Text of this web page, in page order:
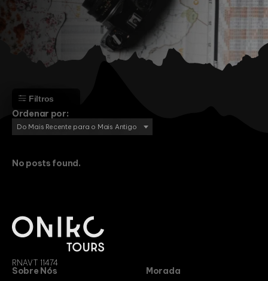
Filtros
Aventura
África
Egito
Marrocos
Ordenar por:
Do Mais Recente para o Mais Antigo
No posts found.
RNAVT 11474
Morada
Sobre Nós